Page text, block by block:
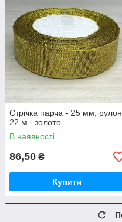
Стрічка парча - 25 мм, рулон
22 м - золото
В наявності
86,50 ₴
Купити